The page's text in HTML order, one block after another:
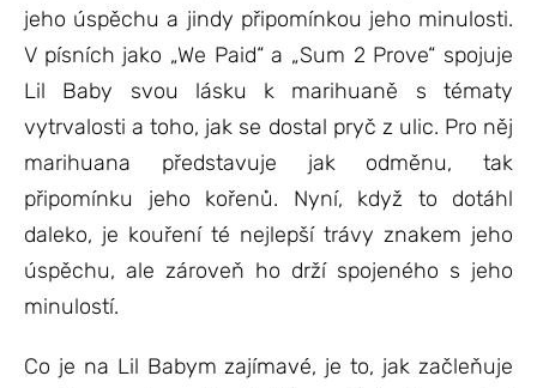
jeho úspěchu a jindy připomínkou jeho minulosti.
V písních jako „We Paid“ a „Sum 2 Prove“ spojuje
Lil Baby svou lásku k marihuaně s tématy
vytrvalosti a toho, jak se dostal pryč z ulic. Pro něj
marihuana představuje jak odměnu, tak
připomínku jeho kořenů. Nyní, když to dotáhl
daleko, je kouření té nejlepší trávy znakem jeho
úspěchu, ale zároveň ho drží spojeného s jeho
minulostí.
Co je na Lil Babym zajímavé, je to, jak začleňuje